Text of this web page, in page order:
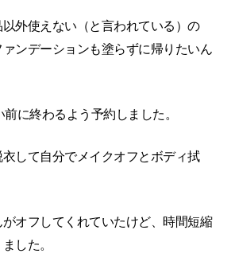
外使えない（と言われている）の
ンデーションも塗らずに帰りたいん
前に終わるよう予約しました。
して自分でメイクオフとボディ拭
オフしてくれていたけど、時間短縮
した。